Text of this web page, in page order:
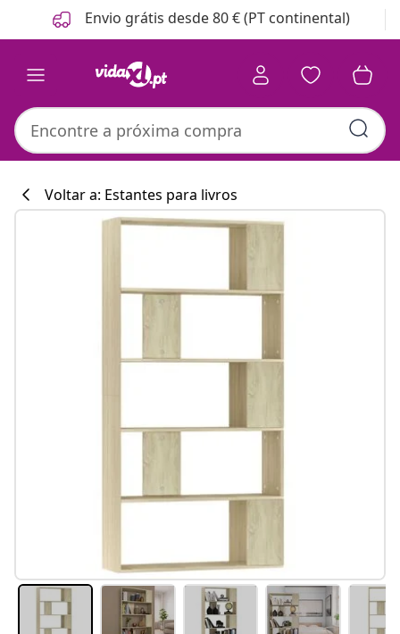
Anterior
Seguinte Envio grátis desde 80 € (PT continental)
Voltar a: Estantes para livros